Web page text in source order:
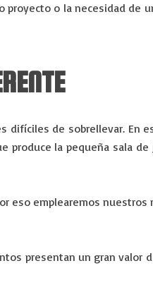
o la necesidad de
difíciles de sobrellevar. En
produce la pequeña sala
eso emplearemos nuestros
presentan un gran valor